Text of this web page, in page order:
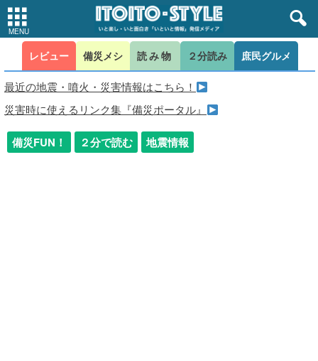
レビュー 備災メシ 読み物 ２分読み 庶民グルメ
最近の地震・噴火・災害情報はこちら！
災害時に使えるリンク集『備災ポータル』
備災FUN！ ２分で読む 地震情報